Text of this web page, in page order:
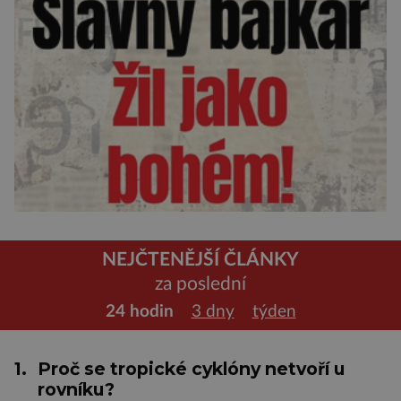
NEJČTENĚJŠÍ ČLÁNKY
za poslední
24 hodin 3 dny týden
1.
Proč se tropické cyklóny netvoří u
rovníku?